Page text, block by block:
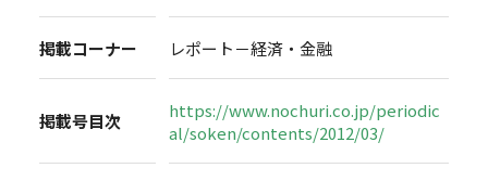
掲載コーナー レポート－経済・金融
掲載号目次
https://www.nochuri.co.jp/periodic
al/soken/contents/2012/03/